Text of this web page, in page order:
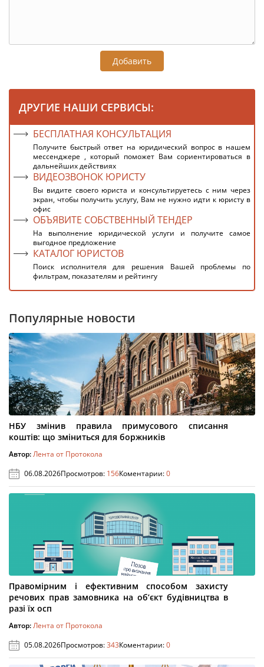
Добавить
ДРУГИЕ НАШИ СЕРВИСЫ:
БЕСПЛАТНАЯ КОНСУЛЬТАЦИЯ
Получите быстрый ответ на юридический вопрос в нашем
мессенджере , который поможет Вам сориентироваться в
дальнейших действиях
ВИДЕОЗВОНОК ЮРИСТУ
Вы видите своего юриста и консультируетесь с ним через
экран, чтобы получить услугу, Вам не нужно идти к юристу в
офис
ОБЪЯВИТЕ СОБСТВЕННЫЙ ТЕНДЕР
На выполнение юридической услуги и получите самое
выгодное предложение
КАТАЛОГ ЮРИСТОВ
Поиск исполнителя для решения Вашей проблемы по
фильтрам, показателям и рейтингу
Популярные новости
НБУ змінив правила примусового списання
коштів: що зміниться для боржників
Автор:Лента от Протокола
06.08.2026Просмотров: 156Коментарии:0
Правомірним і ефективним способом захисту
речових прав замовника на об’єкт будівництва в
разі їх осп
Автор:Лента от Протокола
05.08.2026Просмотров:343Коментарии:0